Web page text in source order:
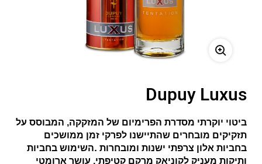
משתמש חדש/אורח
להרשמה
Dupuy Luxus
ביטוי יוקרתי מסדרת הפרימיום של המזקקה, המבוסס על
תזקיקים מובחרים שהתיישנו לפרקי זמן ממושכים
בחביות אלון צרפתי ישנות ומובחרות .השימוש בחביות
ותיקות מעניק לקוניאק מרקם קטיפתי, עושר ארומטי